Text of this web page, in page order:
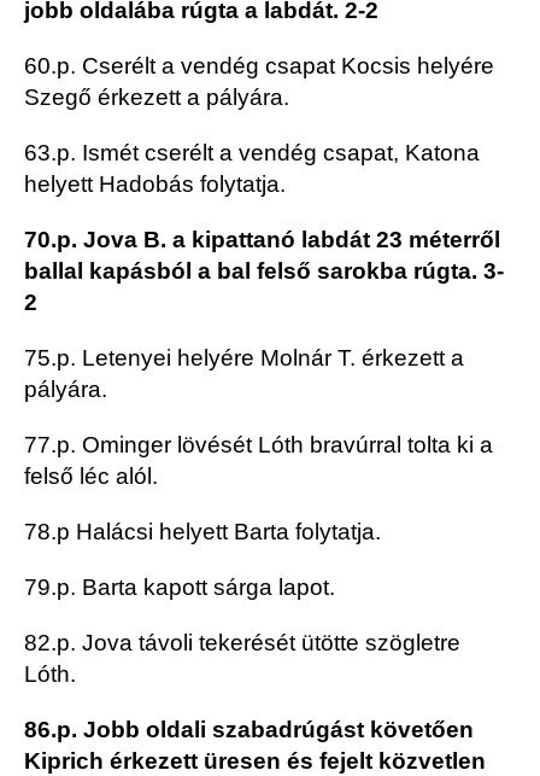
jobb oldalába rúgta a labdát. 2-2
60.p. Cserélt a vendég csapat Kocsis helyére
Szegő érkezett a pályára.
63.p. Ismét cserélt a vendég csapat, Katona
helyett Hadobás folytatja.
70.p. Jova B. a kipattanó labdát 23 méterről
ballal kapásból a bal felső sarokba rúgta. 3-
2
75.p. Letenyei helyére Molnár T. érkezett a
pályára.
77.p. Ominger lövését Lóth bravúrral tolta ki a
felső léc alól.
78.p Halácsi helyett Barta folytatja.
79.p. Barta kapott sárga lapot.
82.p. Jova távoli tekerését ütötte szögletre
Lóth.
86.p. Jobb oldali szabadrúgást követően
Kiprich érkezett üresen és fejelt közvetlen